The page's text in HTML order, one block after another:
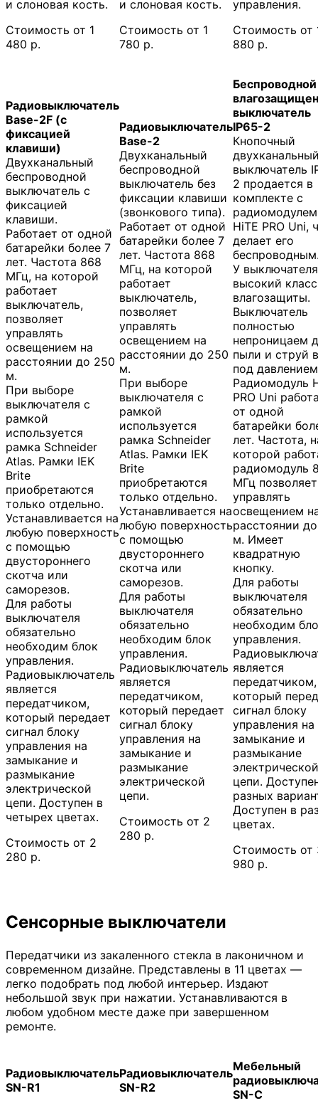
и слоновая кость.
Стоимость от 1
480 р.
и слоновая кость.
Стоимость от 1
780 р.
управления.
Стоимость от
880 р.
Радиовыключатель
Base-2F (c
фиксацией
клавиши)
Двухканальный
беспроводной
выключатель с
фиксацией
клавиши.
Работает от одной
батарейки более 7
лет. Частота 868
МГц, на которой
работает
выключатель,
позволяет
управлять
освещением на
расстоянии до 250
м.
При выборе
выключателя с
рамкой
используется
рамка Schneider
Atlas. Рамки IEK
Brite
приобретаются
только отдельно.
Устанавливается на
любую поверхность
с помощью
двустороннего
скотча или
саморезов.
Для работы
выключателя
обязательно
необходим блок
управления.
Радиовыключатель
является
передатчиком,
который передает
сигнал блоку
управления на
замыкание и
размыкание
электрической
цепи. Доступен в
четырех цветах.
Стоимость от 2
280 р.
Радиовыключатель
Base-2
Двухканальный
беспроводной
выключатель без
фиксации клавиши
(звонкового типа).
Работает от одной
батарейки более 7
лет. Частота 868
МГц, на которой
работает
выключатель,
позволяет
управлять
освещением на
расстоянии до 250
м.
При выборе
выключателя с
рамкой
используется
рамка Schneider
Atlas. Рамки IEK
Brite
приобретаются
только отдельно.
Устанавливается на
любую поверхность
с помощью
двустороннего
скотча или
саморезов.
Для работы
выключателя
обязательно
необходим блок
управления.
Радиовыключатель
является
передатчиком,
который передает
сигнал блоку
управления на
замыкание и
размыкание
электрической
цепи.
Стоимость от 2
280 р.
Беспроводной
выключатель
IP65-2
Кнопочный
выключатель
2 продается в
комплекте с
радиомодулем
HiTE PRO Uni,
делает его
У выключателя
высокий класс
влагозащиты.
Выключатель
полностью
непроницаем
пыли и струй
под
Радиомодуль
PRO Uni
от одной
батарейки
лет. Частота,
которой
радиомодуль
МГц позволяет
управлять
освещением
расстоянии
м. Имеет
квадратную
кнопку.
Для работы
выключателя
обязательно
необходим
управления.
является
передатчиком,
который
сигнал блоку
управления на
замыкание и
размыкание
электрической
цепи.
разных
Доступен в
цветах.
Стоимость от
980 р.
Сенсорные выключатели
Передатчики из закаленного стекла в лаконичном и
современном дизайне. Представлены в 11 цветах —
легко подобрать под любой интерьер. Издают
небольшой звук при нажатии. Устанавливаются в
любом удобном месте даже при завершенном
ремонте.
Радиовыключатель
SN-R1
Радиовыключатель
SN-R2
Мебельный
SN-C